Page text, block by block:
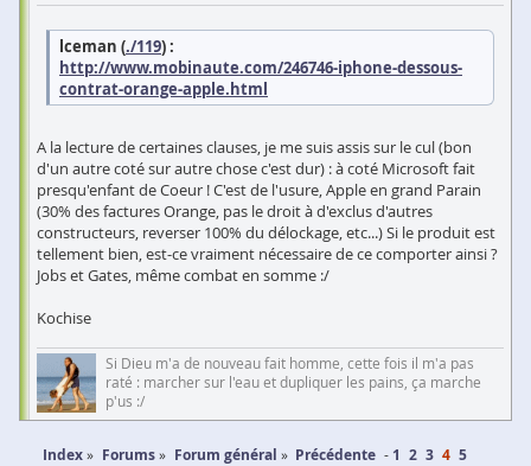
lceman (./119) :
http://www.mobinaute.com/246746-iphone-dessous-
contrat-orange-apple.html
A la lecture de certaines clauses, je me suis assis sur le cul (bon
d'un autre coté sur autre chose c'est dur) : à coté Microsoft fait
presqu'enfant de Coeur ! C'est de l'usure, Apple en grand Parain
(30% des factures Orange, pas le droit à d'exclus d'autres
constructeurs, reverser 100% du délockage, etc...) Si le produit est
tellement bien, est-ce vraiment nécessaire de ce comporter ainsi ?
Jobs et Gates, même combat en somme :/
Kochise
Si Dieu m'a de nouveau fait homme, cette fois il m'a pas
raté : marcher sur l'eau et dupliquer les pains, ça marche
p'us :/
Index Forums Forum général Précédente 1 2 3 4 5